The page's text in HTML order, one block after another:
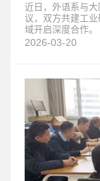
近日，外语系与
议，双方共建工
域开启深度合作。
2026-03-20